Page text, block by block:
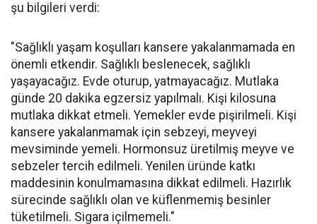
şu bilgileri verdi:
"Sağlıklı yaşam koşulları kansere yakalanmamada en
önemli etkendir. Sağlıklı beslenecek, sağlıklı
yaşayacağız. Evde oturup, yatmayacağız. Mutlaka
günde 20 dakika egzersiz yapılmalı. Kişi kilosuna
mutlaka dikkat etmeli. Yemekler evde pişirilmeli. Kişi
kansere yakalanmamak için sebzeyi, meyveyi
mevsiminde yemeli. Hormonsuz üretilmiş meyve ve
sebzeler tercih edilmeli. Yenilen üründe katkı
maddesinin konulmamasına dikkat edilmeli. Hazırlık
sürecinde sağlıklı olan ve küflenmemiş besinler
tüketilmeli. Sigara içilmemeli."